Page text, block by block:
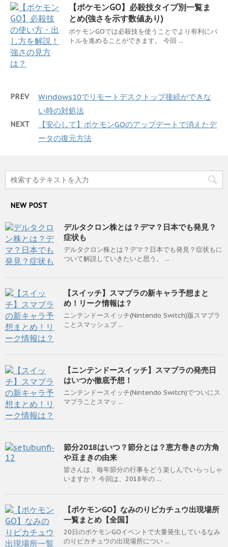
【ポケモンGO】必殺技タイプ別一覧ま
とめ(強さを示す数値あり)
ポケモンGOでは必殺技を使うことでより有利にバ
トルを進めることができます。 今回 ...
PREV
Windows10でリモートデスクトップ接続ができな
い時の対処法
NEXT
【安心して】ポケモンGOのアップデートで消えたデ
ータの復元方法
NEW POST
デルタクロン株とは？デマ？日本でも発見？
症状も
デルタクロン株とは？デマ？日本でも発見？症状もに
ついて解説していきたいと思う。 ...
【スイッチ】スマブラの新キャラ予想まと
め！リーク情報は？
ニンテンドースイッチ(Nintendo Switch)版スマブラ
ことスマッシュブ ...
【ニンテンドースイッチ】スマブラの発売日
はいつか徹底予想！
ニンテンドースイッチ(Nintendo Switch)でついにス
マブラことスマッ ...
節分2018はいつ？節分とは？恵方巻きの方角
や豆まきの由来
皆さんは、毎年節分の行事をどう楽しんでいらっしゃ
いますか？ 今回は、2018年の ...
【ポケモンGO】なみのりピカチュウ出現場所
一覧まとめ【全国】
20日のポケモンGOイベントで大量発生しているなみ
のりピカチュウの出現場所につい ...